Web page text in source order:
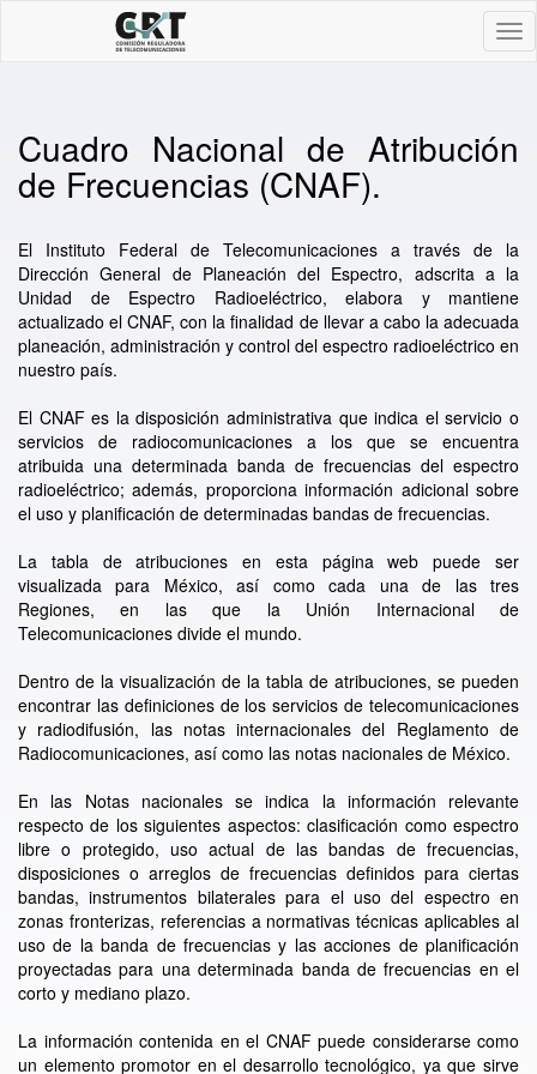
Cuadro Nacional de Atribución
de Frecuencias (CNAF).
El Instituto Federal de Telecomunicaciones a través de la
Dirección General de Planeación del Espectro, adscrita a la
Unidad de Espectro Radioeléctrico, elabora y mantiene
actualizado el CNAF, con la finalidad de llevar a cabo la adecuada
planeación, administración y control del espectro radioeléctrico en
nuestro país.
El CNAF es la disposición administrativa que indica el servicio o
servicios de radiocomunicaciones a los que se encuentra
atribuida una determinada banda de frecuencias del espectro
radioeléctrico; además, proporciona información adicional sobre
el uso y planificación de determinadas bandas de frecuencias.
La tabla de atribuciones en esta página web puede ser
visualizada para México, así como cada una de las tres
Regiones, en las que la Unión Internacional de
Telecomunicaciones divide el mundo.
Dentro de la visualización de la tabla de atribuciones, se pueden
encontrar las definiciones de los servicios de telecomunicaciones
y radiodifusión, las notas internacionales del Reglamento de
Radiocomunicaciones, así como las notas nacionales de México.
En las Notas nacionales se indica la información relevante
respecto de los siguientes aspectos: clasificación como espectro
libre o protegido, uso actual de las bandas de frecuencias,
disposiciones o arreglos de frecuencias definidos para ciertas
bandas, instrumentos bilaterales para el uso del espectro en
zonas fronterizas, referencias a normativas técnicas aplicables al
uso de la banda de frecuencias y las acciones de planificación
proyectadas para una determinada banda de frecuencias en el
corto y mediano plazo.
La información contenida en el CNAF puede considerarse como
un elemento promotor en el desarrollo tecnológico, ya que sirve